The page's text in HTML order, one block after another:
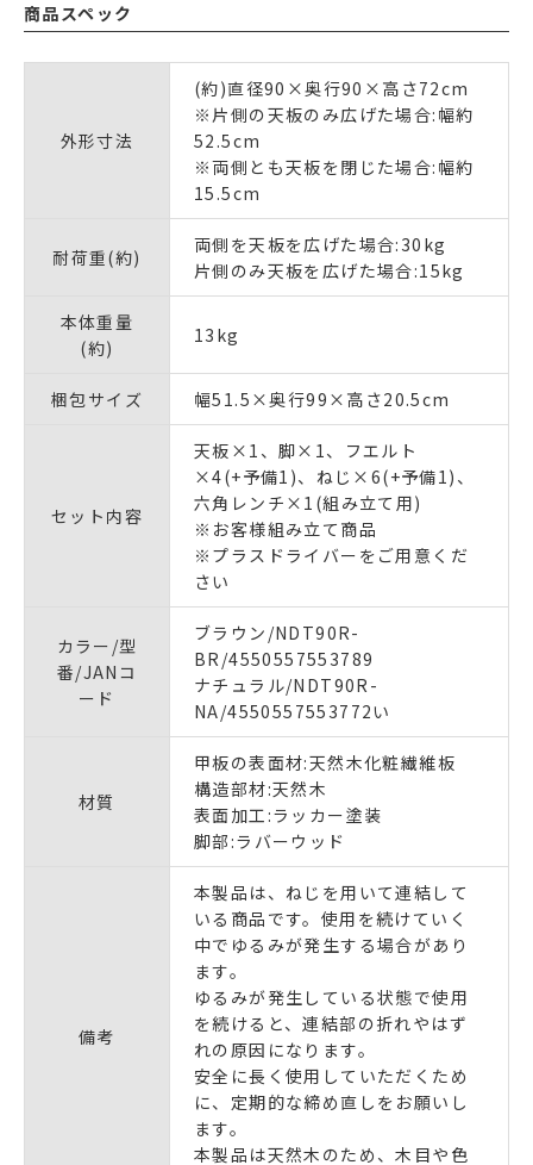
商品スペック
外形寸法
(約)直径90×奥行90×高さ72cm
※片側の天板のみ広げた場合:幅約
52.5cm
※両側とも天板を閉じた場合:幅約
15.5cm
耐荷重(約)
両側を天板を広げた場合:30kg
片側のみ天板を広げた場合:15kg
本体重量
(約)
13kg
梱包サイズ 幅51.5×奥行99×高さ20.5cm
セット内容
天板×1、脚×1、フエルト
×4(+予備1)、ねじ×6(+予備1)、
六角レンチ×1(組み立て用)
※お客様組み立て商品
※プラスドライバーをご用意くだ
さい
カラー/型
番/JANコ
ード
ブラウン/NDT90R-
BR/4550557553789
ナチュラル/NDT90R-
NA/4550557553772い
材質
甲板の表面材:天然木化粧繊維板
構造部材:天然木
表面加工:ラッカー塗装
脚部:ラバーウッド
備考
本製品は、ねじを用いて連結して
いる商品です。使用を続けていく
中でゆるみが発生する場合があり
ます。
ゆるみが発生している状態で使用
を続けると、連結部の折れやはず
れの原因になります。
安全に長く使用していただくため
に、定期的な締め直しをお願いし
ます。
本製品は天然木のため、木目や色